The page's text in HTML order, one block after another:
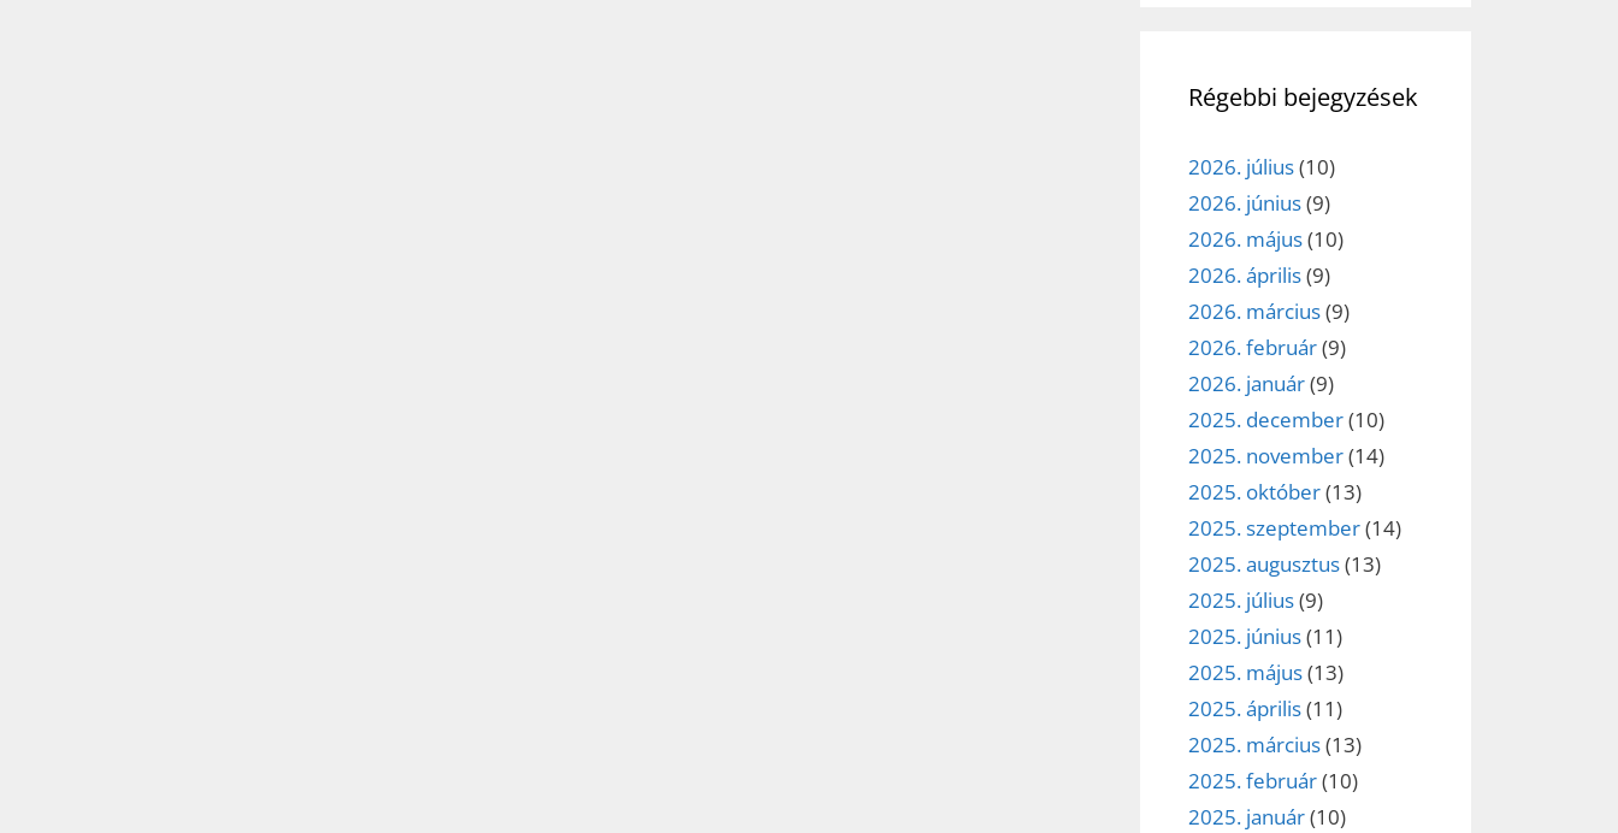
Régebbi bejegyzések
2026. július(10)
2026. június(9)
2026. május(10)
2026. április(9)
2026. március(9)
2026. február(9)
2026. január(9)
2025. december(10)
2025. november(14)
2025. október(13)
2025. szeptember(14)
2025. augusztus(13)
2025. július(9)
2025. június(11)
2025. május(13)
2025. április(11)
2025. március(13)
2025. február(10)
2025. január(10)